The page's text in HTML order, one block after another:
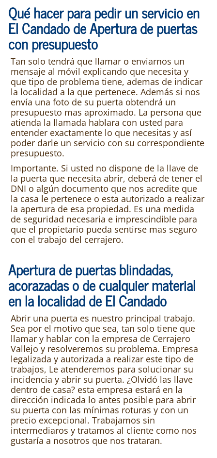
Qué hacer para pedir un servicio en
El Candado de Apertura de puertas
con presupuesto
Tan solo tendrá que llamar o enviarnos un
mensaje al móvil explicando que necesita y
que tipo de problema tiene, ademas de indicar
la localidad a la que pertenece. Además si nos
envía una foto de su puerta obtendrá un
presupuesto mas aproximado. La persona que
atienda la llamada hablara con usted para
entender exactamente lo que necesitas y así
poder darle un servicio con su correspondiente
presupuesto.
Importante. Si usted no dispone de la llave de
la puerta que necesita abrir, deberá de tener el
DNI o algún documento que nos acredite que
la casa le pertenece o esta autorizado a realizar
la apertura de esa propiedad. Es una medida
de seguridad necesaria e imprescindible para
que el propietario pueda sentirse mas seguro
con el trabajo del cerrajero.
Apertura de puertas blindadas,
acorazadas o de cualquier material
en la localidad de El Candado
Abrir una puerta es nuestro principal trabajo.
Sea por el motivo que sea, tan solo tiene que
llamar y hablar con la empresa de Cerrajero
Vallejo y resolveremos su problema. Empresa
legalizada y autorizada a realizar este tipo de
trabajos, Le atenderemos para solucionar su
incidencia y abrir su puerta. ¿Olvidó las llave
dentro de casa? esta empresa estará en la
dirección indicada lo antes posible para abrir
su puerta con las mínimas roturas y con un
precio excepcional. Trabajamos sin
intermediaros y tratamos al cliente como nos
gustaría a nosotros que nos trataran.